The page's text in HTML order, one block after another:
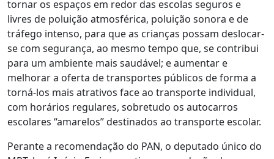
tornar os espaços em redor das escolas seguros e
livres de poluição atmosférica, poluição sonora e de
tráfego intenso, para que as crianças possam deslocar-
se com segurança, ao mesmo tempo que, se contribui
para um ambiente mais saudável; e aumentar e
melhorar a oferta de transportes públicos de forma a
torná-los mais atrativos face ao transporte individual,
com horários regulares, sobretudo os autocarros
escolares “amarelos” destinados ao transporte escolar.
Perante a recomendação do PAN, o deputado único do